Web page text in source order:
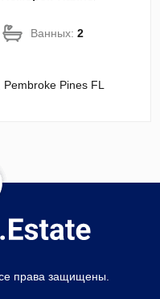
Ванных:2
Pines FL
права защищены.